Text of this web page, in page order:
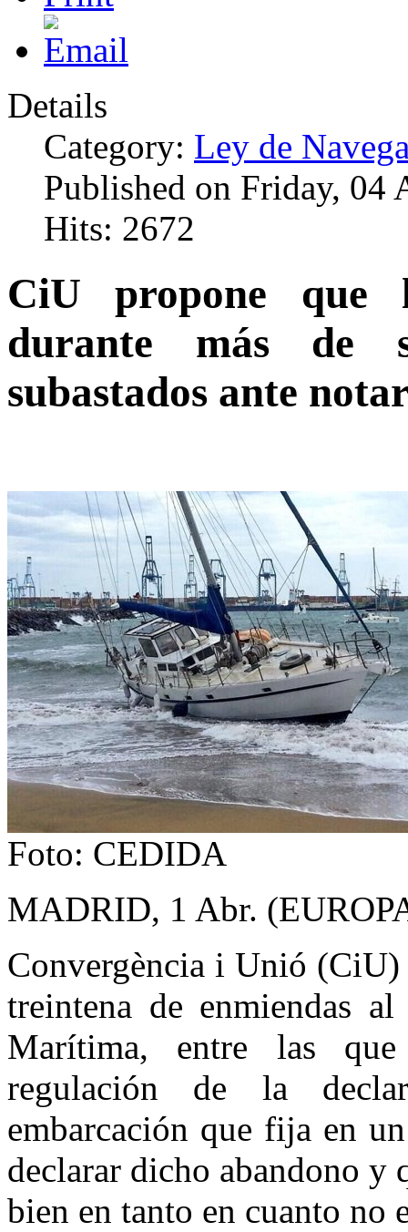
Details
Category: Ley de
Published on Friday, 04
Hits: 2672
CiU propone que
durante más de
subastados ante
Foto: CEDIDA
MADRID, 1 Abr.
Convergència i Unió (CiU)
treintena de enmiendas
Marítima, entre las
regulación de la
embarcación que fija en
declarar dicho abandono y
bien en tanto en cuanto no